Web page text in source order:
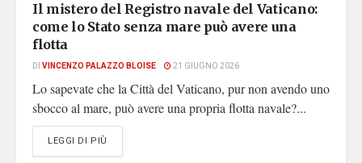
Il mistero del Registro navale del Vaticano:
come lo Stato senza mare può avere una
flotta
DI VINCENZO PALAZZO BLOISE 21 GIUGNO 2026
Lo sapevate che la Città del Vaticano, pur non avendo uno
sbocco al mare, può avere una propria flotta navale?...
LEGGI DI PIÙ